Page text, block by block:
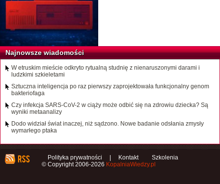
Najnowsze wiadomości
W etruskim mieście odkryto rytualną studnię z nienaruszonymi darami i
ludzkimi szkieletami
Sztuczna inteligencja po raz pierwszy zaprojektowała funkcjonalny genom
bakteriofaga
Czy infekcja SARS-CoV-2 w ciąży może odbić się na zdrowiu dziecka? Są
wyniki metaanalizy
Dodo widział świat inaczej, niż sądzono. Nowe badanie odsłania zmysły
wymarłego ptaka
Polityka prywatności Kontakt
Szkolenia
© Copyright 2006-2026 KopalniaWiedzy.pl